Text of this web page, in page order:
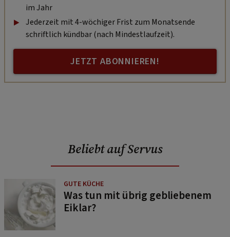
im Jahr
Jederzeit mit 4-wöchiger Frist zum Monatsende
schriftlich kündbar (nach Mindestlaufzeit).
JETZT ABONNIEREN!
Beliebt auf Servus
GUTE KÜCHE
Was tun mit übrig gebliebenem
Eiklar?